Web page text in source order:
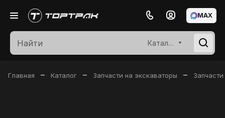
Каталог
MAX
Главная – Каталог – Запчасти на экскаваторы –